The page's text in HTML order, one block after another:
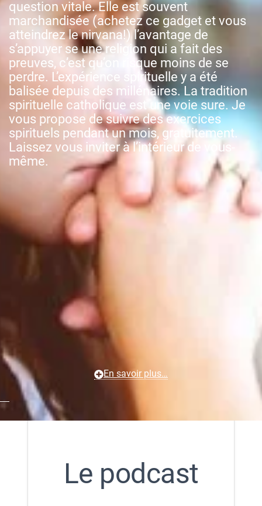
question vitale. Elle est souvent
marchandisée (achetez ce gadget et vous
atteindrez le nirvana!) l’avantage de
s’appuyer se une religion qui a fait des
preuves, c’est qu’on risque moins de se
perdre. L’expérience spirituelle y a été
balisée depuis des millénaires. La tradition
spirituelle catholique est une voie sure. Je
vous propose de suivre des exercices
spirituels pendant un mois, gratuitement.
Laissez vous inviter à l’intérieur de vous-
même.
En savoir plus…
Le podcast